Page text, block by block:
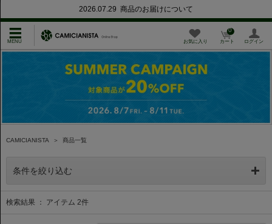
2026.07.29 商品のお届けについて
お気に入り カート
0
ログイン
CAMICIANISTA ＞ 商品一覧
条件を絞り込む
検索結果 ： アイテム 2件